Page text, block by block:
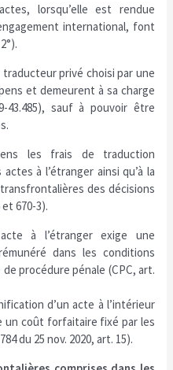
lorsqu’elle est rendue
international, font
traducteur privé choisi par une
et demeurent à sa charge
43.485), sauf à pouvoir être
les frais de traduction
à l’étranger ainsi qu’à la
des décisions
670-3).
à l’étranger exige une
dans les conditions
de procédure pénale (CPC, art.
d’un acte à l’intérieur
un coût forfaitaire fixé par les
du 25 nov. 2020, art. 15).